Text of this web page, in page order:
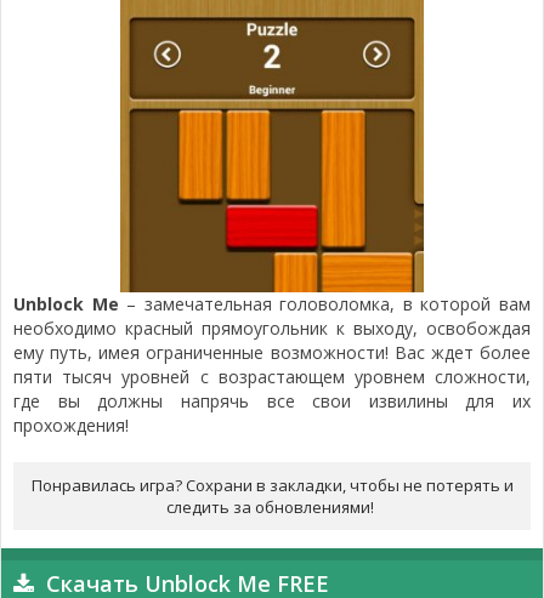
Unblock Me – замечательная головоломка, в которой вам
необходимо красный прямоугольник к выходу, освобождая
ему путь, имея ограниченные возможности! Вас ждет более
пяти тысяч уровней с возрастающем уровнем сложности,
где вы должны напрячь все свои извилины для их
прохождения!
Понравилась игра? Сохрани в закладки, чтобы не потерять и
следить за обновлениями!
Скачать Unblock Me FREE